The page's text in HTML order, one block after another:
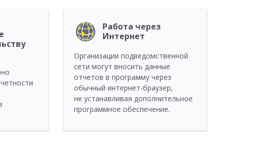
Работа через
Интернет
Организации подведомственной
сети могут вносить данные
отчетов в программу через
обычный интернет-браузер,
не устанавливая дополнительное
программное обеспечение.